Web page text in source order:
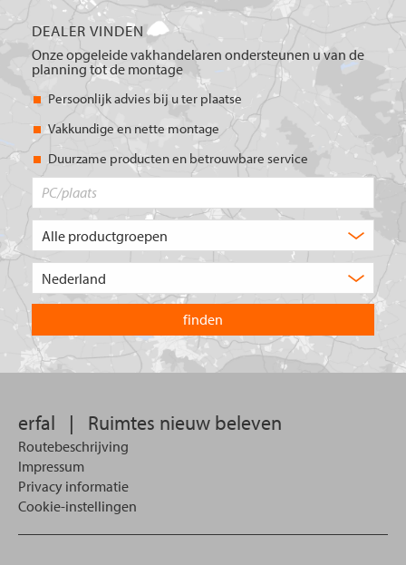
DEALER VINDEN
Onze opgeleide vakhandelaren ondersteunen u van de
planning tot de montage
Persoonlijk advies bij u ter plaatse
Vakkundige en nette montage
Duurzame producten en betrouwbare service
product
u?
land
waarin
u
wilt
zoeken.
erfal | Ruimtes nieuw beleven
Routebeschrijving
Impressum
Privacy informatie
Cookie-instellingen